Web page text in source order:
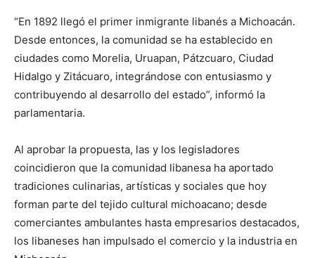
“En 1892 llegó el primer inmigrante libanés a Michoacán.
Desde entonces, la comunidad se ha establecido en
ciudades como Morelia, Uruapan, Pátzcuaro, Ciudad
Hidalgo y Zitácuaro, integrándose con entusiasmo y
contribuyendo al desarrollo del estado”, informó la
parlamentaria.
Al aprobar la propuesta, las y los legisladores
coincidieron que la comunidad libanesa ha aportado
tradiciones culinarias, artísticas y sociales que hoy
forman parte del tejido cultural michoacano; desde
comerciantes ambulantes hasta empresarios destacados,
los libaneses han impulsado el comercio y la industria en